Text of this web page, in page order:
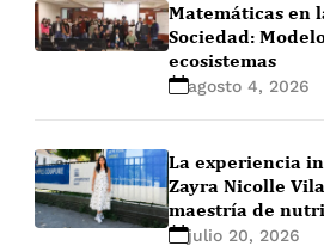
Matemáticas en
Sociedad:
ecosistemas
agosto 4, 2026
La experiencia
Zayra Nicolle
maestría de
alimentarios en
julio 20, 2026